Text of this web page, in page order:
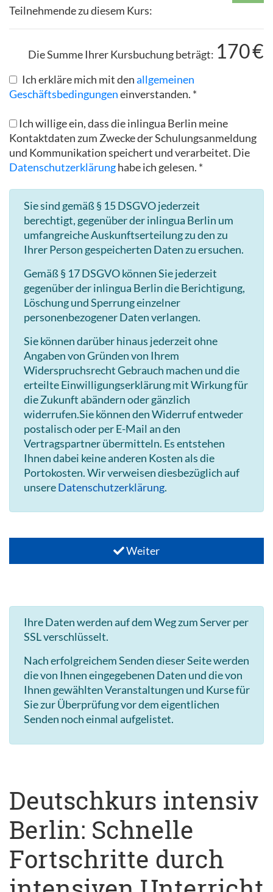
Teilnehmende zu diesem Kurs:
Die Summe Ihrer Kursbuchung beträgt: 170€
Ich erkläre mich mit denallgemeinen
Geschäftsbedingungeneinverstanden. *
Ich willige ein, dass die inlingua Berlin meine
Kontaktdaten zum Zwecke der Schulungsanmeldung
und Kommunikation speichert und verarbeitet. Die
Datenschutzerklärunghabe ich gelesen. *
Sie sind gemäß § 15 DSGVO jederzeit
berechtigt, gegenüber der inlingua Berlin um
umfangreiche Auskunftserteilung zu den zu
Ihrer Person gespeicherten Daten zu ersuchen.
Gemäß § 17 DSGVO können Sie jederzeit
gegenüber der inlingua Berlin die Berichtigung,
Löschung und Sperrung einzelner
personenbezogener Daten verlangen.
Sie können darüber hinaus jederzeit ohne
Angaben von Gründen von Ihrem
Widerspruchsrecht Gebrauch machen und die
erteilte Einwilligungserklärung mit Wirkung für
die Zukunft abändern oder gänzlich
widerrufen.Sie können den Widerruf entweder
postalisch oder per E-Mail an den
Vertragspartner übermitteln. Es entstehen
Ihnen dabei keine anderen Kosten als die
Portokosten. Wir verweisen diesbezüglich auf
unsereDatenschutzerklärung.
Weiter
Ihre Daten werden auf dem Weg zum Server per
SSL verschlüsselt.
Nach erfolgreichem Senden dieser Seite werden
die von Ihnen eingegebenen Daten und die von
Ihnen gewählten Veranstaltungen und Kurse für
Sie zur Überprüfung vor dem eigentlichen
Senden noch einmal aufgelistet.
Deutschkurs intensiv
Berlin: Schnelle
Fortschritte durch